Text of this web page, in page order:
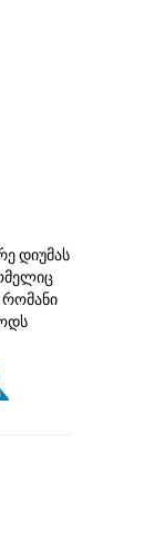
დიუმას